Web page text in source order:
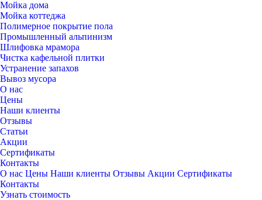
Мойка дома
Мойка коттеджа
Полимерное покрытие пола
Промышленный альпинизм
Шлифовка мрамора
Чистка кафельной плитки
Устранение запахов
Вывоз мусора
О нас
Цены
Наши клиенты
Отзывы
Статьи
Акции
Сертификаты
Контакты
О нас Цены Наши клиенты Отзывы Акции Сертификаты
Контакты
Узнать стоимость